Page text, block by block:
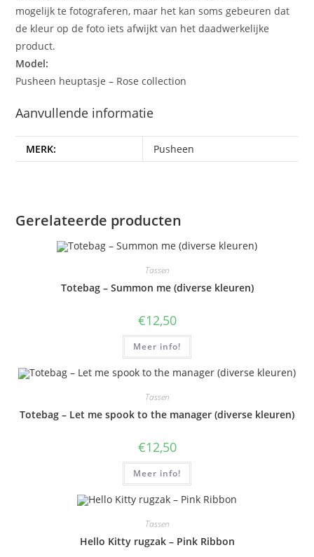
mogelijk te fotograferen, maar het kan soms gebeuren dat
de kleur op de foto iets afwijkt van het daadwerkelijke
product.
Model:
Pusheen heuptasje – Rose collection
Aanvullende informatie
MERK: Pusheen
Gerelateerde producten
Tassen
Totebag – Summon me (diverse kleuren)
€12,50
Meer info!
Tassen
Totebag – Let me spook to the manager (diverse kleuren)
€12,50
Meer info!
Tassen
Hello Kitty rugzak – Pink Ribbon